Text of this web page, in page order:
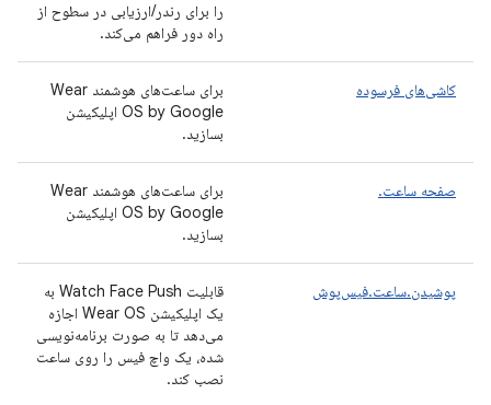
را برای رندر/ارزیابی در سطوح از
راه دور فراهم می‌کند.
کاشی‌های فرسوده
برای ساعت‌های هوشمند Wear
OS by Google اپلیکیشن
بسازید.
صفحه ساعت.
برای ساعت‌های هوشمند Wear
OS by Google اپلیکیشن
بسازید.
پوشیدن.ساعت.فیس‌پوش
قابلیت Watch Face Push به
یک اپلیکیشن Wear OS اجازه
می‌دهد تا به صورت برنامه‌نویسی
شده، یک واچ فیس را روی ساعت
نصب کند.